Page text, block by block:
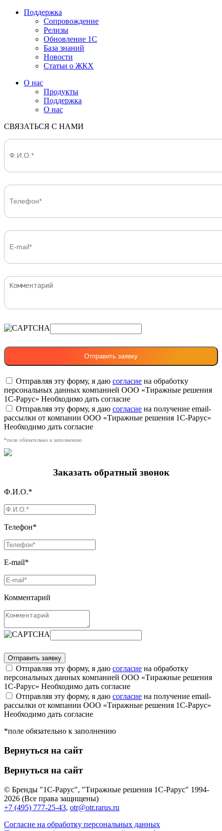
Поддержка
Сопровождение
Релизы
Обновление 1С
База знаний
Новости
Статьи о ЖКХ
О нас
Продукты
Поддержка
О нас
СВЯЗАТЬСЯ С НАМИ
Отправляя эту форму, я даю согласие на обработку
персональных данных компанией ООО «Тиражные решения
1С-Рарус» Необходимо дать согласие
Отправляя эту форму, я даю согласие на получение email-
рассылки от компании ООО «Тиражные решения 1С-Рарус»
Необходимо дать согласие
*поле обязательно к заполнению
Заказать обратный звонок
Ф.И.О.*
Телефон*
E-mail*
Комментарий
Отправляя эту форму, я даю согласие на обработку
персональных данных компанией ООО «Тиражные решения
1С-Рарус» Необходимо дать согласие
Отправляя эту форму, я даю согласие на получение email-
рассылки от компании ООО «Тиражные решения 1С-Рарус»
Необходимо дать согласие
*поле обязательно к заполнению
Вернуться на сайт
Вернуться на сайт
© Бренды "1С-Рарус", "Тиражные решения 1С-Рарус" 1994-
2026 (Все права защищены)
+7 (495) 777-25-43, otr@otr.rarus.ru
Согласие на обработку персональных данных